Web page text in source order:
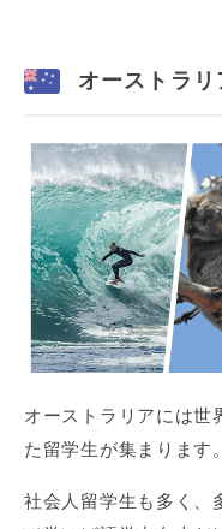
オーストラリ
オーストラリアには世
た留学生が集まります。
社会人留学生も多く、